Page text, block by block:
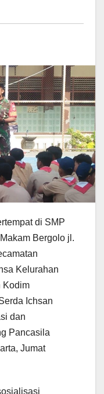
di SMP
Bergolo jl.
Kelurahan
Kodim
Ichsan
dan
Pancasila
Jumat